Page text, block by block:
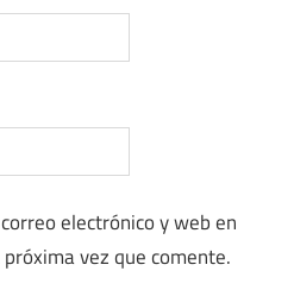
electrónico y web en
vez que comente.